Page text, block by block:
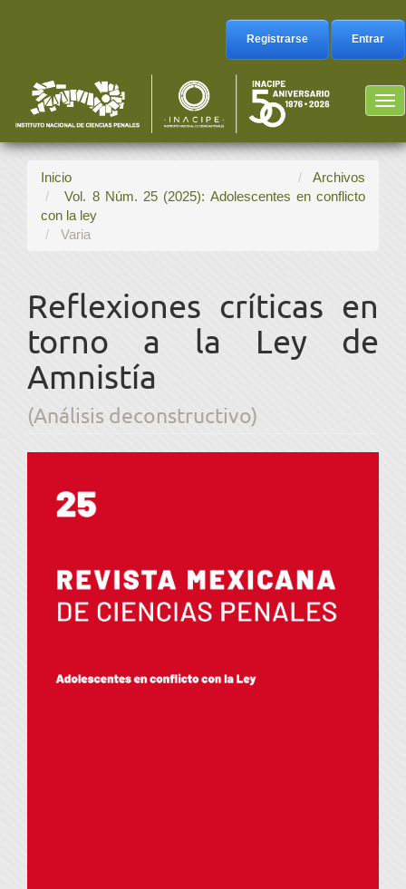
Barra
lateral
Registrarse Entrar
Inicio
Archivos
Vol. 8 Núm. 25 (2025): Adolescentes en conflicto
con la ley
Varia
Reflexiones críticas en
torno a la Ley de
Amnistía
(Análisis deconstructivo)
lateral
del